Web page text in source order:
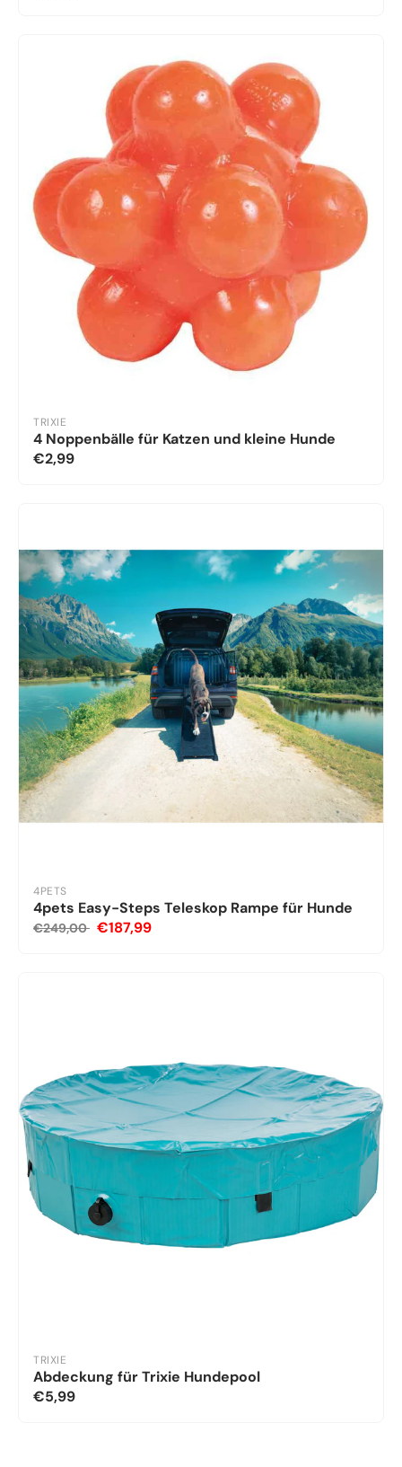
TRIXIE
4 Noppenbälle für Katzen und kleine Hunde
€2,99
4PETS
4pets Easy-Steps Teleskop Rampe für Hunde
€249,00 €187,99
TRIXIE
Abdeckung für Trixie Hundepool
€5,99